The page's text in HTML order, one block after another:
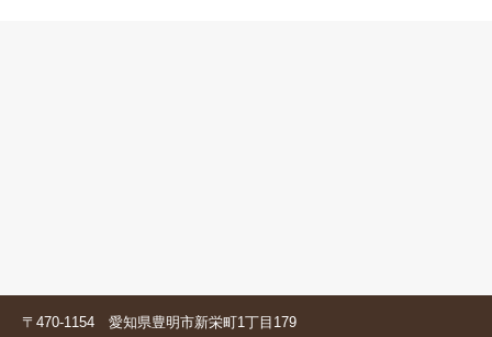
〒470-1154 愛知県豊明市新栄町1丁目179